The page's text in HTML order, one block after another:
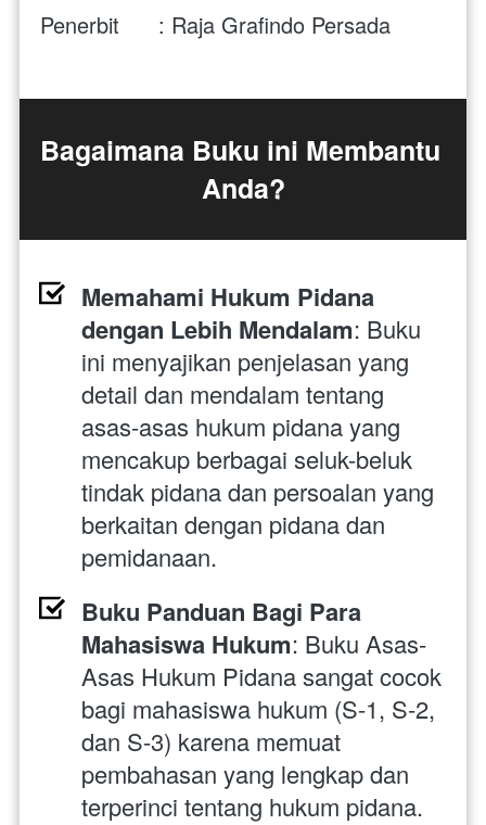
Penerbit      : Raja Grafindo Persada
Bagaimana Buku ini Membantu
Anda?
Memahami Hukum Pidana
dengan Lebih Mendalam: Buku
ini menyajikan penjelasan yang
detail dan mendalam tentang
asas-asas hukum pidana yang
mencakup berbagai seluk-beluk
tindak pidana dan persoalan yang
berkaitan dengan pidana dan
pemidanaan.
Buku Panduan Bagi Para
Mahasiswa Hukum: Buku Asas-
Asas Hukum Pidana sangat cocok
bagi mahasiswa hukum (S-1, S-2,
dan S-3) karena memuat
pembahasan yang lengkap dan
terperinci tentang hukum pidana.